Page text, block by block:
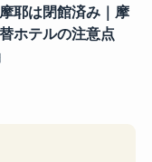
耶は閉館済み｜摩
ホテルの注意点